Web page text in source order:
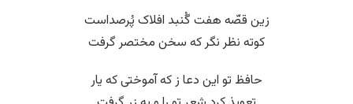
زین قصّه هفت گُنبد افلاک پُرصداست
کوته نظر نگر که سخن مختصر گرفت
حافظ تو این دعا ز که آموختی که یار